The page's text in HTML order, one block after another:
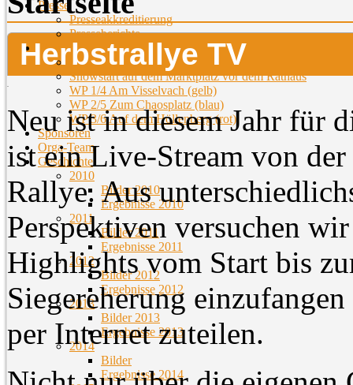
Presse
Presseakkreditierung
Presseberichte
Strecken
Streckenübersicht
Showstart auf dem Marktplatz vor dem Rathaus
WP 1/4 Am Visselvach (gelb)
WP 2/5 Zum Chaosplatz (blau)
WP 3/6 Auf dem Höllenberg (rot)
Sponsoren
Orga-Team
Geschichte
2010
Bilder 2010
Ergebnisse 2010
2011
Bilder 2011
Ergebnisse 2011
2012
Bilder 2012
Ergebnisse 2012
2013
Bilder 2013
Ergebnisse 2013
2014
Bilder
Ergebnisse 2014
Herbstrallye TV
Neu ist in diesem Jahr für
ist ein Live-Stream von der
Rallye. Aus
Perspektiven versuchen
Highlights vom Start bis
Siegereherung
per Internet zuteilen.